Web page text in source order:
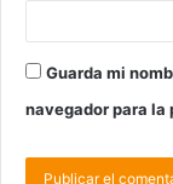
Guarda mi
navegador para la